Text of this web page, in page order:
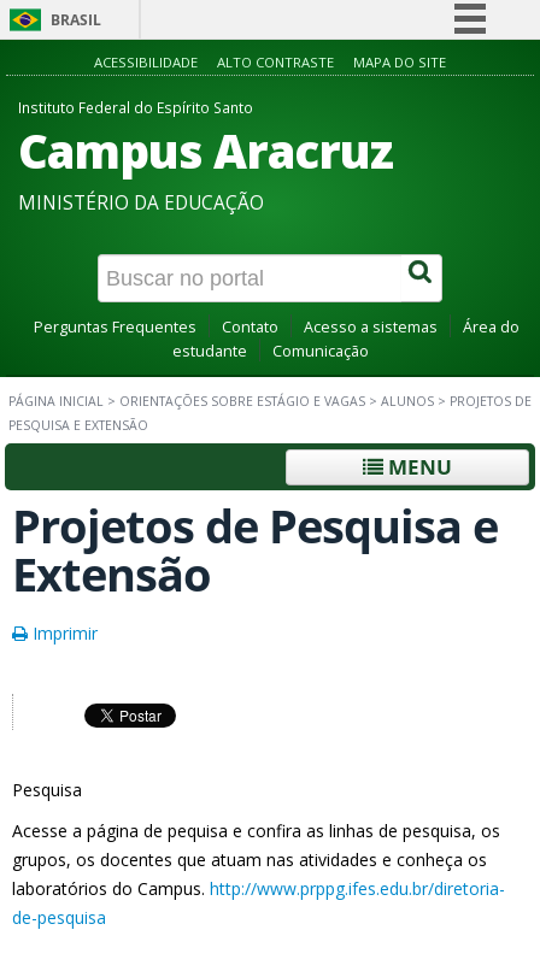
BRASIL
Simplifique!
Acesso à informação
Canais
ACESSIBILIDADE ALTO CONTRASTE MAPA DO SITE
Instituto Federal do Espírito Santo
Campus Aracruz
MINISTÉRIO DA EDUCAÇÃO
Perguntas Frequentes Contato Acesso a sistemas
Área do
estudante
Comunicação
PÁGINA INICIAL > ORIENTAÇÕES SOBRE ESTÁGIO E VAGAS > ALUNOS > PROJETOS DE
PESQUISA E EXTENSÃO
MENU
Projetos de Pesquisa e
Extensão
Imprimir
Pesquisa
Acesse a página de pequisa e confira as linhas de pesquisa, os
grupos, os docentes que atuam nas atividades e conheça os
laboratórios do Campus. http://www.prppg.ifes.edu.br/diretoria-
de-pesquisa